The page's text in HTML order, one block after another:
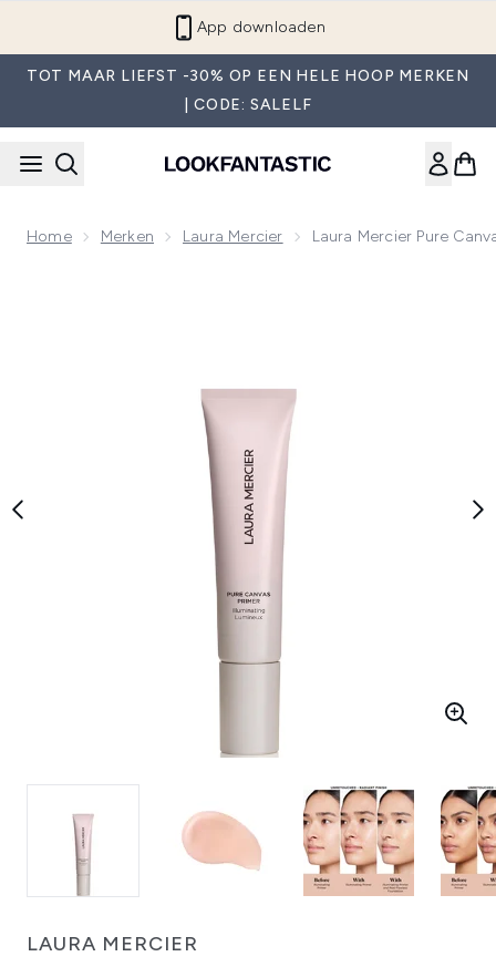
App downloaden
TOT MAAR LIEFST -30% OP EEN HELE HOOP MERKEN
| CODE: SALELF
Home Merken Laura Mercier Laura Mercier Pure
LAURA MERCIER